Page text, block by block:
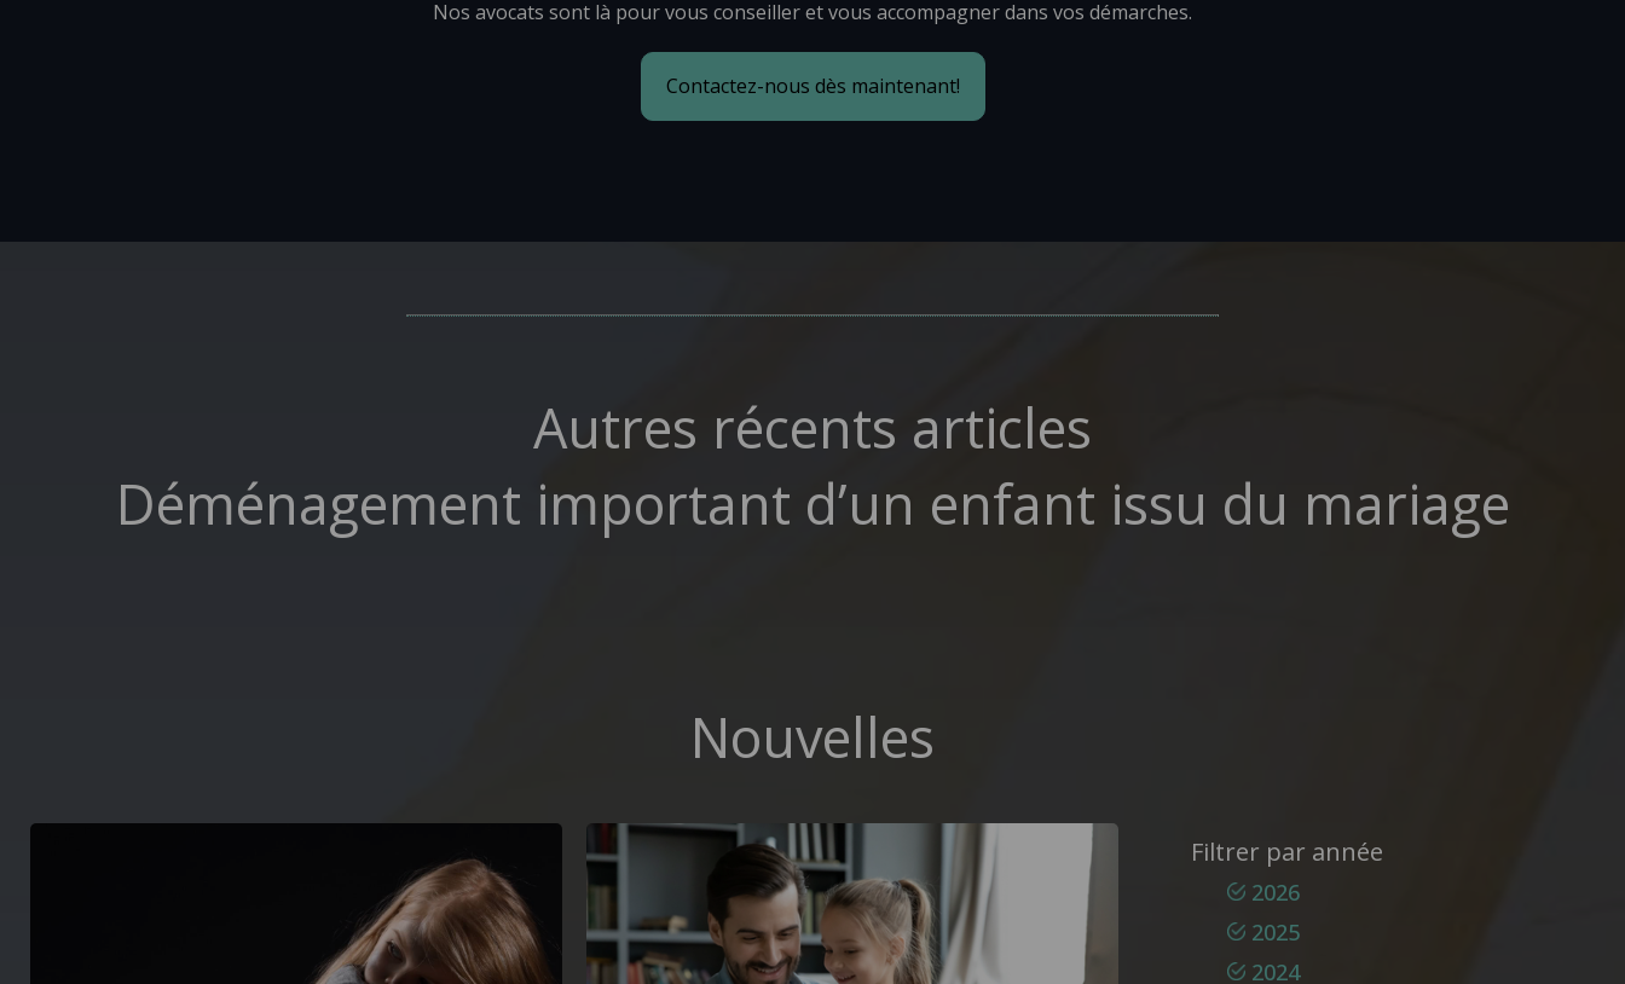
Nos avocats sont là pour vous conseiller et vous accompagner dans vos démarches.
Contactez-nous dès maintenant!
Autres récents articles
Déménagement important d’un enfant issu du mariage
Nouvelles
Filtrer par année
2026
2025
2024